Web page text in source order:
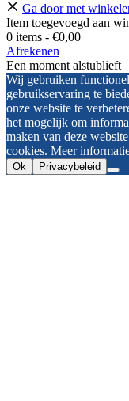
Ga door met
Item toegevoegd aan
0 items - €0,00
Afrekenen
Een moment alstublieft
Wij gebruiken
gebruikservaring te
onze website te
het mogelijk om
maken van deze
cookies. Meer
Ok Privacybeleid